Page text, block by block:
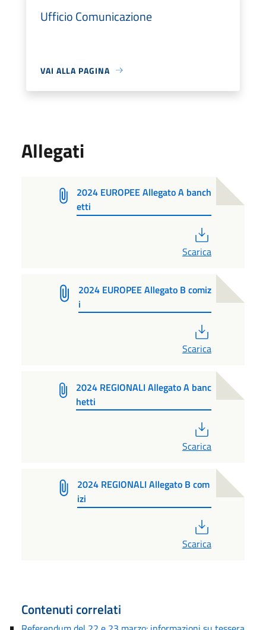
Ufficio Comunicazione
VAI ALLA PAGINA
Allegati
2024 EUROPEE Allegato A banch
etti
Scarica
2024 EUROPEE Allegato B comiz
i
Scarica
2024 REGIONALI Allegato A banc
hetti
Scarica
2024 REGIONALI Allegato B com
izi
Scarica
Contenuti correlati